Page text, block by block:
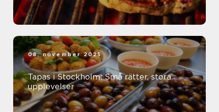
08. november 2025
Tapas i Stockholm: Små rätter, stora
upplevelser